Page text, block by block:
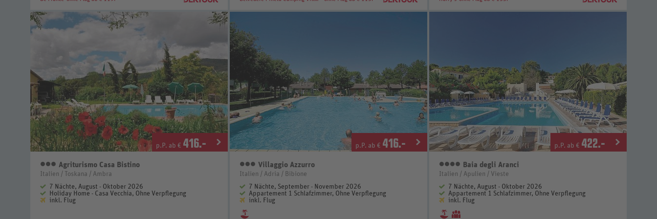
p.P. ab € 416.-
3 Sterne
Agriturismo Casa Bistino
Italien / Toskana / Ambra
7 Nächte, August - Oktober 2026
Holiday Home - Casa Vecchia, Ohne Verpflegung
inkl. Flug
p.P. ab € 416.-
3 Sterne
Villaggio Azzurro
Italien / Adria / Bibione
7 Nächte, September - November 2026
Appartement 1 Schlafzimmer, Ohne Verpflegung
inkl. Flug
p.P. ab € 422.-
4 Sterne
Baia degli Aranci
Italien / Apulien / Vieste
7 Nächte, August - Oktober 2026
Appartement 1 Schlafzimmer, Ohne Verpflegung
inkl. Flug